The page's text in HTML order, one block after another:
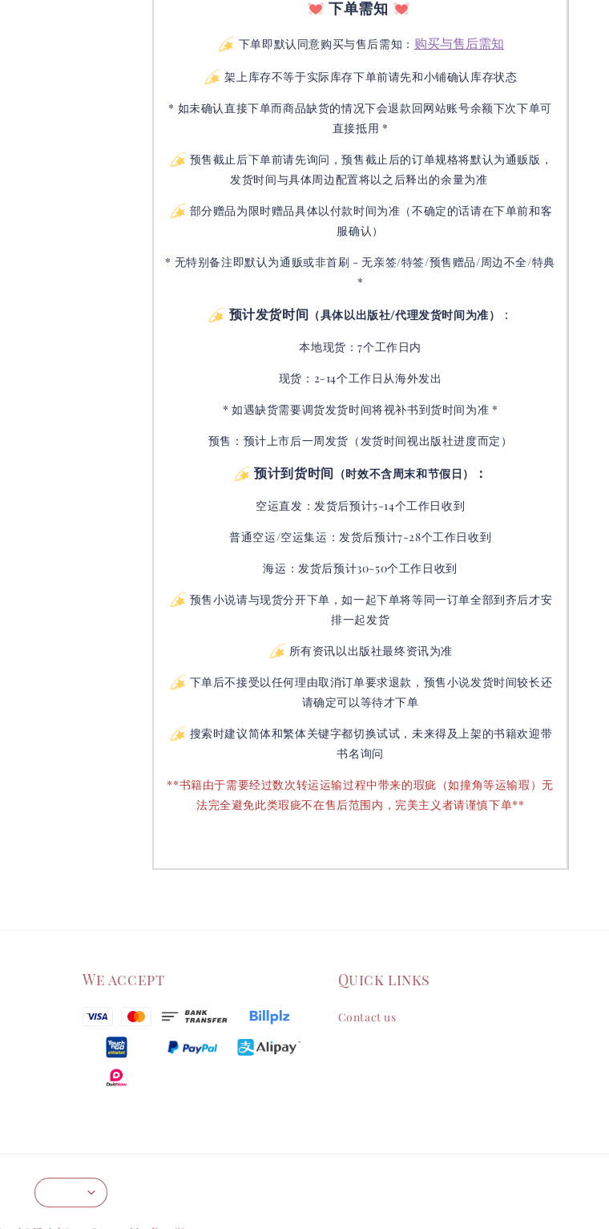
下单需知
下单即默认同意购买与售后需知： 购买与售后需知
架上库存不等于实际库存下单前请先和小铺确认库存状态
* 如未确认直接下单而商品缺货的情况下会退款回网站账号余额下次下单可
直接抵用 *
预售截止后下单前请先询问，预售截止后的订单规格将默认为通贩版，
发货时间与具体周边配置将以之后释出的余量为准
部分赠品为限时赠品具体以付款时间为准（不确定的话请在下单前和客
服确认）
* 无特别备注即默认为通贩或非首刷 - 无亲签/特签/预售赠品/周边不全/特典
*
预计发货时间 （具体以出版社/代理发货时间为准） ：
本地现货：7个工作日内
现货：2-14个工作日从海外发出
* 如遇缺货需要调货发货时间将视补书到货时间为准 *
预售：预计上市后一周发货（发货时间视出版社进度而定 ）
预计到货时间 （时效不含周末和节假日） ：
空运直发：发货后预计5-14个工作日收到
普通空运/空运集运：发货后预计7-28个工作日收到
海运：发货后预计30-50个工作日收到
预售小说请与现货分开下单，如一起下单将等同一订单全部到齐后才安
排一起发货
所有资讯以出版社最终资讯为准
下单后不接受以任何理由取消订单要求退款，预售小说发货时间较长还
请确定可以等待才下单
搜索时建议简体和繁体关键字都切换试试，未来得及上架的书籍欢迎带
书名询问
**书籍由于需要经过数次转运运输过程中带来的瑕疵（如撞角等运输瑕）无
法完全避免此类瑕疵不在售后范围内，完美主义者请谨慎下单**
We accept Quick links
Contact us